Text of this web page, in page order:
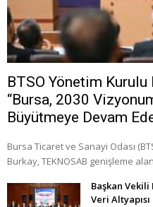
BTSO Yönetim Kurulu
“Bursa, 2030
Büyütmeye Devam
Bursa Ticaret ve Sanayi Odası
Burkay, TEKNOSAB genişleme
Başkan
Veri